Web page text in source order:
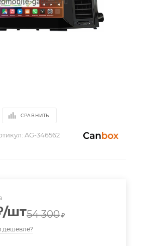
СРАВНИТЬ
AG-346562
/шт54 300₽